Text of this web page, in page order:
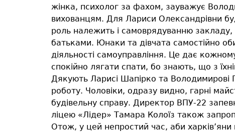
жінка, психолог за фахом, зауважує
вихованцям. Для Лариси Олександрівни
роль належить і самоврядуванню
батьками. Юнаки та дівчата самостійно
діяльності самоуправління. Це дає
спокійно лягати спати, бо знають, що з
Дякують Ларисі Шапірко та Володимирові
роботу. Чоловіки, одразу видно, гарні
будівельну справу. Директор ВПУ-22
ліцею «Лідер» Тамара Колоїз також
Отож, у цей непростий час, аби